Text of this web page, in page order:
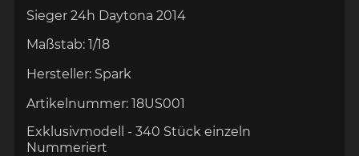
Sieger 24h Daytona 2014
Maßstab: 1/18
Hersteller: Spark
Artikelnummer: 18US001
Exklusivmodell - 340 Stück einzeln
Nummeriert